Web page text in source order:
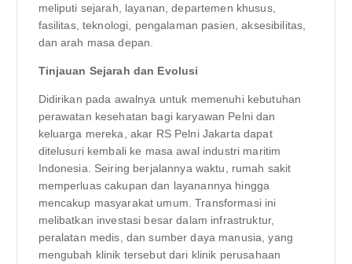
meliputi sejarah, layanan, departemen khusus,
fasilitas, teknologi, pengalaman pasien, aksesibilitas,
dan arah masa depan.
Tinjauan Sejarah dan Evolusi
Didirikan pada awalnya untuk memenuhi kebutuhan
perawatan kesehatan bagi karyawan Pelni dan
keluarga mereka, akar RS Pelni Jakarta dapat
ditelusuri kembali ke masa awal industri maritim
Indonesia. Seiring berjalannya waktu, rumah sakit
memperluas cakupan dan layanannya hingga
mencakup masyarakat umum. Transformasi ini
melibatkan investasi besar dalam infrastruktur,
peralatan medis, dan sumber daya manusia, yang
mengubah klinik tersebut dari klinik perusahaan